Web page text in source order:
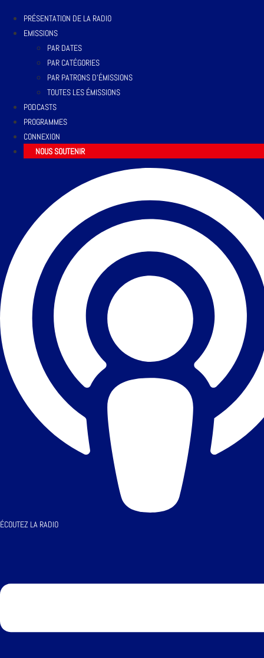
PRÉSENTATION DE LA RADIO
EMISSIONS
PAR DATES
PAR CATÉGORIES
PAR PATRONS D’ÉMISSIONS
TOUTES LES ÉMISSIONS
PODCASTS
PROGRAMMES
CONNEXION
NOUS SOUTENIR
ÉCOUTEZ LA RADIO